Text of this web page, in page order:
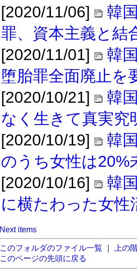
[2020/11/06]
韓
罪、資本主義と結
[2020/11/01]
韓
堕胎罪全面廃止を
[2020/10/21]
韓
なく生きて真実究
[2020/10/19]
韓
のうち女性は20%
[2020/10/16]
韓
に横たわった女性
Next items
このフォルダのファイル一覧
上の
このページの先頭に戻る